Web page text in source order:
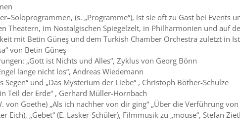
(s. „Programme“), ist sie oft zu Gast bei Events
Theatern, im Nostalgischen Spiegelzelt, in Philharmonien und auf
mit Betin Güneş und dem Turkish Chamber Orchestra zuletzt in
von Betin Güneş
„Gott ist Nichts und Alles“, Zyklus von Georg Bönn
lange nicht los“, Andreas Wiedemann
Segen“ und „Das Mysterium der Liebe“ , Christoph Böther-Schulze
Teil der Erde“ , Gerhard Müller-Hornbach
von Goethe) „Als ich nachher von dir ging“ „Über die Verführung von
Eich), „Gebet“ (E. Lasker-Schüler), Filmmusik zu „mouse“, Stefan